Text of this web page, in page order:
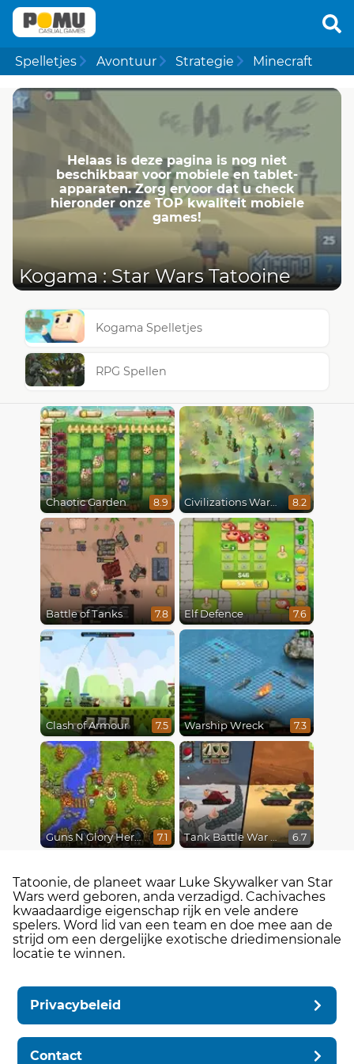
Spelletjes Avontuur Strategie Minecraft
Helaas is deze pagina is nog niet
beschikbaar voor mobiele en tablet-
apparaten. Zorg ervoor dat u check
hieronder onze TOP kwaliteit mobiele
games!
Kogama : Star Wars Tatooine
Kogama Spelletjes
RPG Spellen
Chaotic Garden 8.9 Civilizations Wars Master Edition 8.2
Battle of Tanks 7.8 Elf Defence 7.6
Clash of Armour 7.5 Warship Wreck 7.3
Guns N Glory Heroes 7.1 Tank Battle War Commander 6.7
Tatoonie, de planeet waar Luke Skywalker van Star
Wars werd geboren, anda verzadigd. Cachivaches
kwaadaardige eigenschap rijk en vele andere
spelers. Word lid van een team en doe mee aan de
strijd om een ​​dergelijke exotische driedimensionale
locatie te winnen.
Privacybeleid
Contact